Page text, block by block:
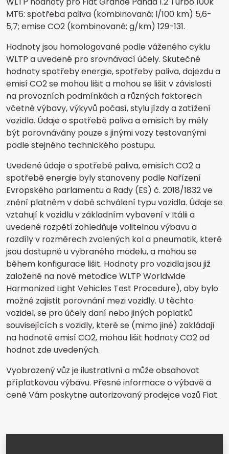
MT6: spotřeba paliva (kombinovaná; l/100 km) 5,6-
5,7; emise CO2 (kombinované; g/km) 129-131.
Hodnoty jsou homologované podle váženého cyklu
WLTP a uvedené pro srovnávací účely. Skutečné
hodnoty spotřeby energie, spotřeby paliva, dojezdu a
emisí CO2 se mohou lišit a mohou se lišit v závislosti
na provozních podmínkách a různých faktorech
včetně výbavy, výkyvů počasí, stylu jízdy a zatížení
vozidla. Údaje o spotřebě paliva a emisích by měly
být porovnávány pouze s jinými vozy testovanými
podle stejného technického postupu.
Uvedené údaje o spotřebě paliva, emisích CO2 a
spotřebě energie byly stanoveny podle Nařízení
Evropského parlamentu a Rady (ES) č. 2018/1832 ve
znění platném v době schválení typu vozidla. Údaje se
vztahují k vozidlu v základním vybavení v Itálii a
uvedené rozpětí zohledňuje volitelnou výbavu a
rozdíly v rozměrech zvolených kol a pneumatik, které
jsou dostupné u vybraného modelu, a mohou se
během konfigurace lišit. Hodnoty pro vozidla jsou již
založené na nové metodice WLTP Worldwide
Harmonized Light Vehicles Test Procedure), aby bylo
možné zajistit porovnání mezi vozidly. U těchto
vozidel, se pro účely daní nebo jiných poplatků
souvisejících s vozidly, které se (mimo jiné) zakládají
na hodnotě emisí CO2, mohou lišit hodnoty CO2 od
hodnot zde uvedených.
Vyobrazený vůz je ilustrativní a může obsahovat
příplatkovou výbavu. Přesné informace o výbavě a
ceně Vám poskytne autorizovaný prodejce vozů Fiat.